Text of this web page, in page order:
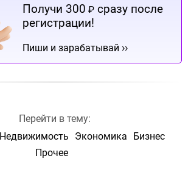
Получи 300 ₽ сразу после
регистрации!
Пиши и зарабатывай ››
Перейти в тему:
Недвижимость Экономика
Бизнес
Прочее